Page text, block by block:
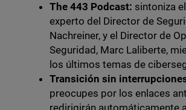
The 443 Podcast: sintoniza
experto del Director de
Nachreiner, y el Director de
Seguridad, Marc Laliberte,
los últimos temas de
Transición sin
preocupes por los enlaces